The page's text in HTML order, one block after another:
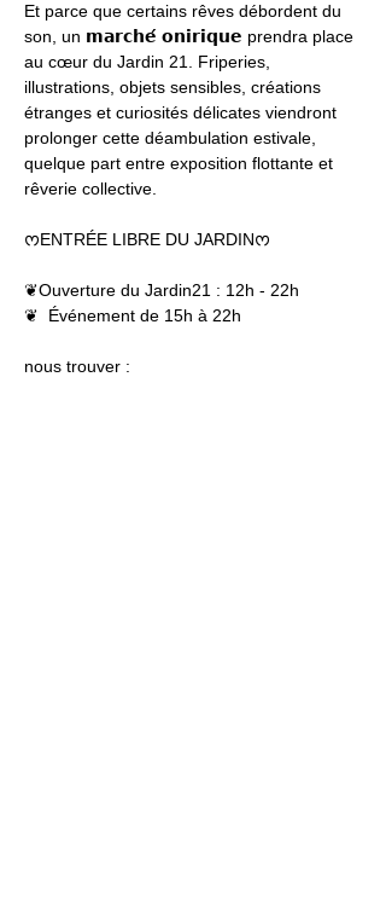
Et parce que certains rêves débordent du
son, un 𝗺𝗮𝗿𝗰𝗵𝗲́ 𝗼𝗻𝗶𝗿𝗶𝗾𝘂𝗲 prendra place
au cœur du Jardin 21. Friperies,
illustrations, objets sensibles, créations
étranges et curiosités délicates viendront
prolonger cette déambulation estivale,
quelque part entre exposition flottante et
rêverie collective.
ᰔENTRÉE LIBRE DU JARDINᰔ
❦Ouverture du Jardin21 : 12h - 22h
❦  Événement de 15h à 22h
nous trouver :